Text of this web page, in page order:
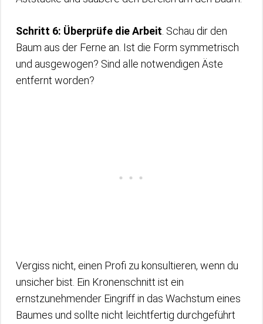
Schritt 6: Überprüfe die Arbeit . Schau dir den
Baum aus der Ferne an. Ist die Form symmetrisch
und ausgewogen? Sind alle notwendigen Äste
entfernt worden?
Vergiss nicht, einen Profi zu konsultieren, wenn du
unsicher bist. Ein Kronenschnitt ist ein
ernstzunehmender Eingriff in das Wachstum eines
Baumes und sollte nicht leichtfertig durchgeführt